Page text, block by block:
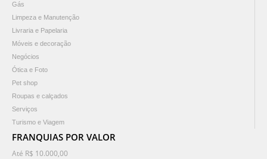
Gás
Limpeza e Manutenção
Livraria e Papelaria
Móveis e decoração
Negócios
Ótica e Foto
Pet shop
Roupas e calçados
Serviços
Turismo e Viagem
FRANQUIAS POR VALOR
Até R$ 10.000,00